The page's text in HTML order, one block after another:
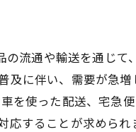
流通や輸送を通じ
に伴い、需要が急
を使った配送、宅急
することが求めら